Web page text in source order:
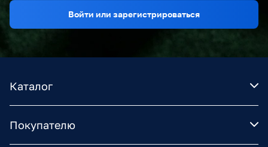
Войти или зарегистрироваться
Каталог
Покупателю